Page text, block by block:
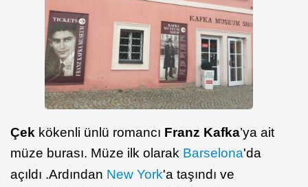
Çek kökenli ünlü romancı Franz Kafka’ya ait
müze burası. Müze ilk olarak Barselona'da
açıldı .Ardından New York'a taşındı ve